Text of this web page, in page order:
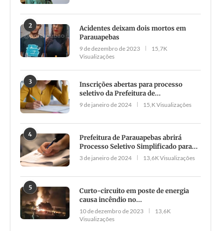
2
Acidentes deixam dois mortos em
Parauapebas
9 de dezembro de 2023
15,7K
Visualizações
3
Inscrições abertas para processo
seletivo da Prefeitura de...
9 de janeiro de 2024 15,K Visualizações
4
Prefeitura de Parauapebas abrirá
Processo Seletivo Simplificado para...
3 de janeiro de 2024 13,6K Visualizações
5
Curto-circuito em poste de energia
causa incêndio no...
10 de dezembro de 2023
13,6K
Visualizações